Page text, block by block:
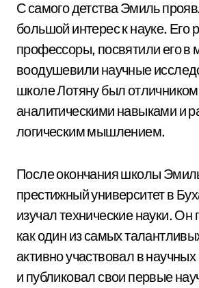
С самого детства Эмиль
большой интерес к науке. Его
профессоры, посвятили его в
воодушевили научные
школе Лотяну был
аналитическими навыками и
логическим мышлением.
После окончания школы
престижный университет в
изучал технические науки. Он
как один из самых
активно участвовал в
и публиковал свои первые